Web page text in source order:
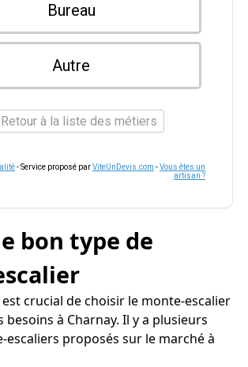
Bureau
Autre
Retour à la liste des métiers
- Service proposé parViteUnDevis.com -Vous êtes un
artisan ?
bon type de
crucial de choisir le monte-escalier
à Charnay. Il y a plusieurs
escaliers proposés sur le marché à